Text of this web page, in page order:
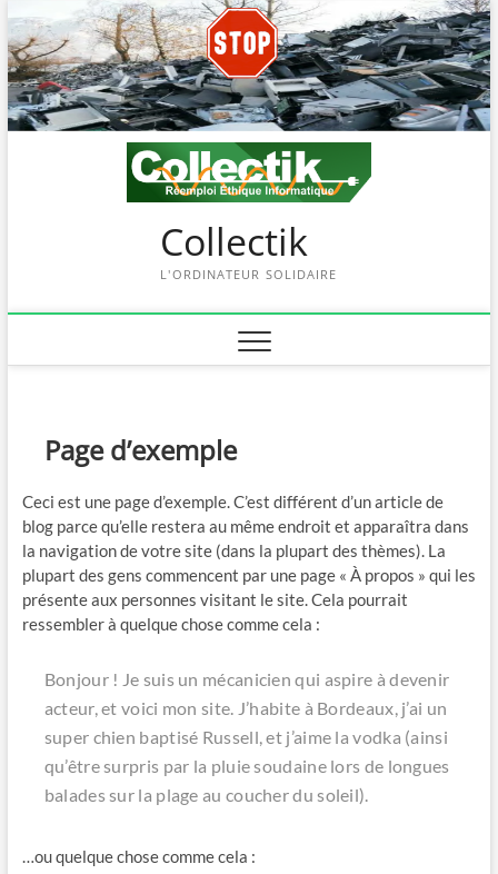
to
content
Collectik
L'ORDINATEUR SOLIDAIRE
Page d’exemple
Ceci est une page d’exemple. C’est différent d’un article de
blog parce qu’elle restera au même endroit et apparaîtra dans
la navigation de votre site (dans la plupart des thèmes). La
plupart des gens commencent par une page « À propos » qui les
présente aux personnes visitant le site. Cela pourrait
ressembler à quelque chose comme cela :
Bonjour ! Je suis un mécanicien qui aspire à devenir
acteur, et voici mon site. J’habite à Bordeaux, j’ai un
super chien baptisé Russell, et j’aime la vodka (ainsi
qu’être surpris par la pluie soudaine lors de longues
balades sur la plage au coucher du soleil).
…ou quelque chose comme cela :